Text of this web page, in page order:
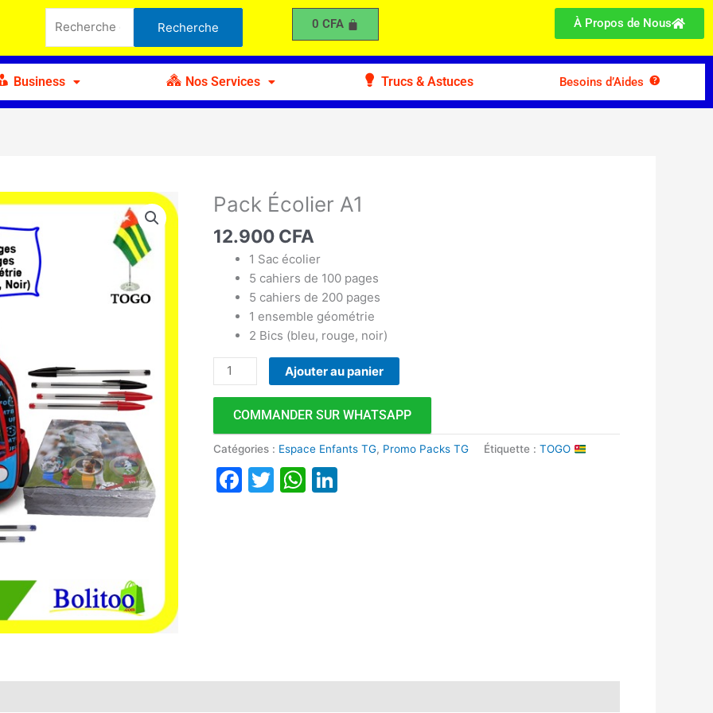
pour :
Recherche 0 CFA À Propos de Nous
Business Nos Services Trucs & Astuces Besoins d’Aides
Pack Écolier A1
12.900 CFA
1 Sac écolier
5 cahiers de 100 pages
5 cahiers de 200 pages
1 ensemble géométrie
2 Bics (bleu, rouge, noir)
quantité
Pack
Écolier
Ajouter au panier
COMMANDER SUR WHATSAPP
Catégories : Espace Enfants TG, Promo Packs TG Étiquette :TOGO
Facebook
TwitterWhatsApp